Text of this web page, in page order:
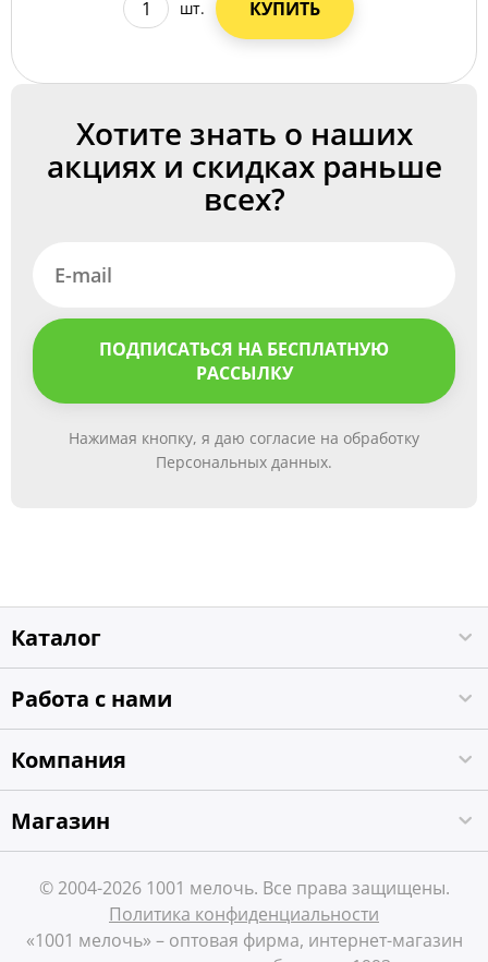
шт. КУПИТЬ
Хотите знать о наших
акциях и скидках раньше
всех?
ПОДПИСАТЬСЯ НА БЕСПЛАТНУЮ
РАССЫЛКУ
Нажимая кнопку, я даю согласие на обработку
Персональных данных.
Каталог
Работа с нами
Компания
Магазин
© 2004-2026 1001 мелочь. Все права защищены.
Политика конфиденциальности
«1001 мелочь» – оптовая фирма, интернет-магазин